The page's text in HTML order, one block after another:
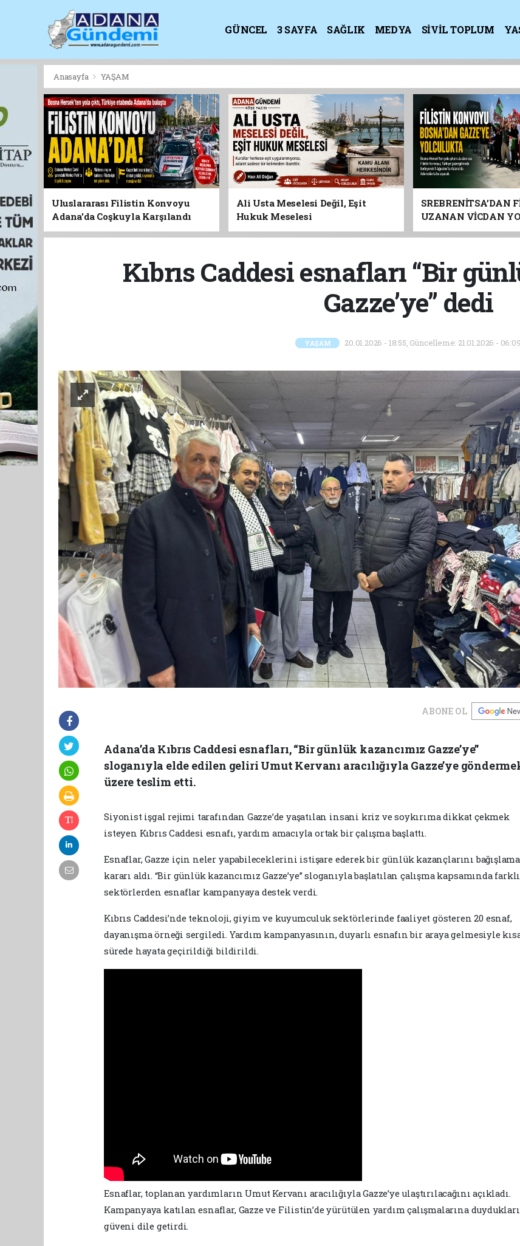
GÜNCEL 3 SAYFA SAĞLIK MEDYA SİVİL TOPLUM
Anasayfa YAŞAM
Uluslararası Filistin Konvoyu
Adana'da Coşkuyla Karşılandı
Ali Usta Meselesi Değil, Eşit
Hukuk Meselesi
SREBRENİTSA’DAN
UZANAN VİCDAN
ADANA’YA GELİYOR
Kıbrıs Caddesi esnafları “Bir
Gazze’ye” dedi
YAŞAM 20.01.2026 - 18:55, Güncelleme: 21.01.2026 - 06:09
ABONE OL
Adana’da Kıbrıs Caddesi esnafları, “Bir günlük kazancımız Gazze’ye”
sloganıyla elde edilen geliri Umut Kervanı aracılığıyla Gazze’ye
üzere teslim etti.
Siyonist işgal rejimi tarafından Gazze’de yaşatılan insani kriz ve soykırıma dikkat çekmek
isteyen Kıbrıs Caddesi esnafı, yardım amacıyla ortak bir çalışma başlattı.
Esnaflar, Gazze için neler yapabileceklerini istişare ederek bir günlük kazançlarını bağışlama
kararı aldı. “Bir günlük kazancımız Gazze’ye” sloganıyla başlatılan çalışma kapsamında farklı
sektörlerden esnaflar kampanyaya destek verdi.
Kıbrıs Caddesi’nde teknoloji, giyim ve kuyumculuk sektörlerinde faaliyet gösteren 20 esnaf,
dayanışma örneği sergiledi. Yardım kampanyasının, duyarlı esnafın bir araya gelmesiyle
sürede hayata geçirildiği bildirildi.
Esnaflar, toplanan yardımların Umut Kervanı aracılığıyla Gazze’ye ulaştırılacağını açıkladı.
Kampanyaya katılan esnaflar, Gazze ve Filistin’de yürütülen yardım çalışmalarına duydukları
güveni dile getirdi.